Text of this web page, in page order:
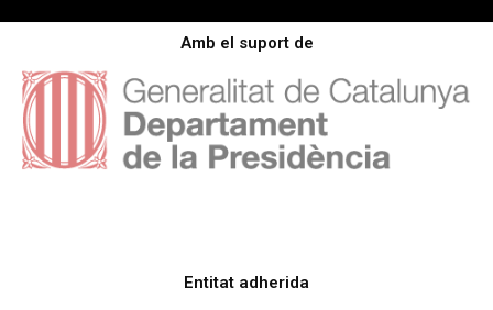
Amb el suport de
Entitat adherida